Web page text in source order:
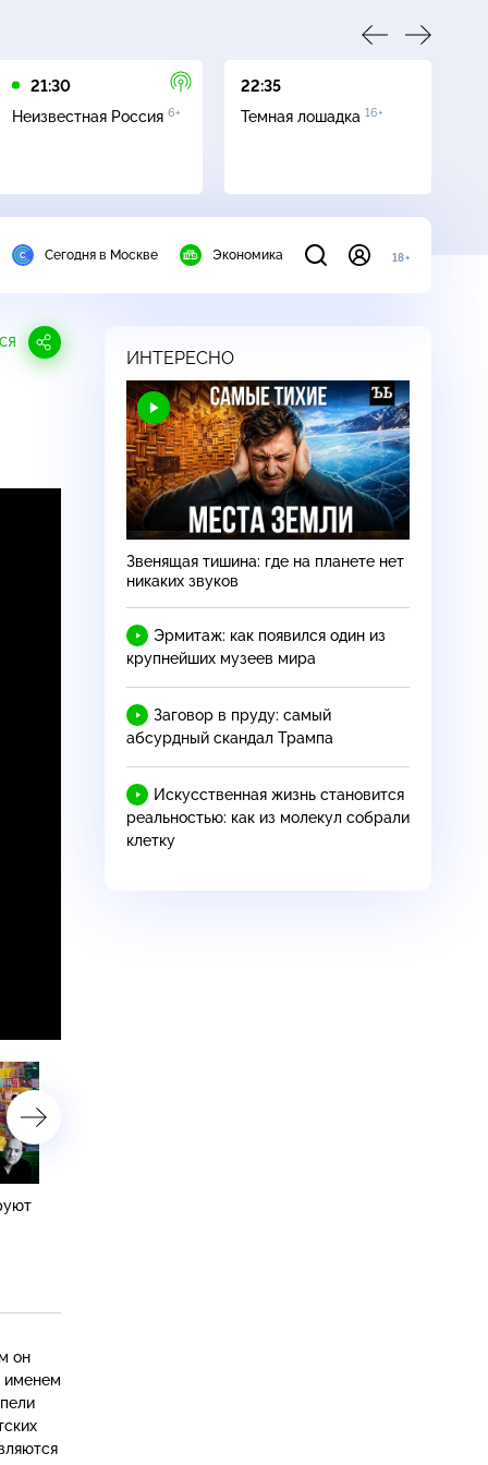
21:30
Неизвестная Россия 6+
22:35
Темная лошадка 16+
Сегодня в Москве Экономика 18+
он
именем
ИНТЕРЕСНО
Звенящая тишина: где на планете нет
никаких звуков
Эрмитаж: как появился один из
крупнейших музеев мира
Заговор в пруду: самый
абсурдный скандал Трампа
Искусственная жизнь становится
реальностью: как из молекул собрали
клетку